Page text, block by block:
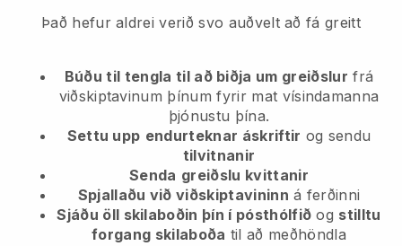
Það hefur aldrei verið svo auðvelt að fá greitt
Búðu til tengla til að biðja um greiðslur frá
viðskiptavinum þínumfyrir mat vísindamanna
þjónustu þína.
Settu upp endurteknar áskriftir og sendu
tilvitnanir
Senda greiðslu kvittanir
Spjallaðu við viðskiptavininn á ferðinni
Sjáðu öll skilaboðin þín í pósthólfið og stilltu
forgang skilaboða til að meðhöndla